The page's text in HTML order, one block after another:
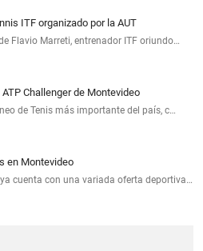
ITF organizado por la AUT
Flavio Marreti, entrenador ITF oriundo…
ATP Challenger de Montevideo
de Tenis más importante del país, c…
en Montevideo
cuenta con una variada oferta deportiva…